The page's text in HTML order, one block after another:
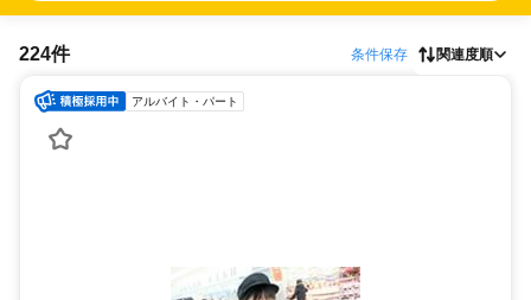
224件 条件保存 関連度順
アルバイト・パート